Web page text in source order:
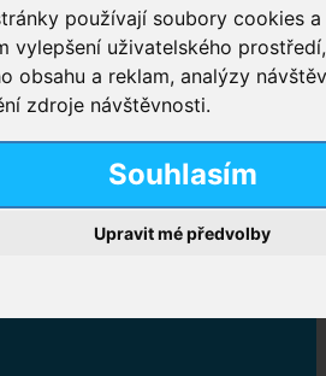
používají soubory cookies
vylepšení uživatelského
obsahu a reklam, analýzy
zdroje návštěvnosti.
Souhlasím
Upravit mé předvolby
kalhotky
navlékací,Plenkové kalhotky
kalhotky dámské
vložky